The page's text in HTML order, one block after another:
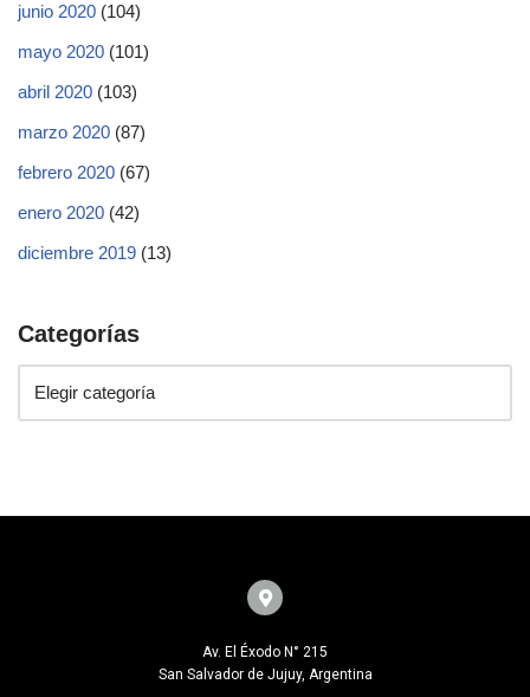
junio 2020 (104)
mayo 2020 (101)
abril 2020 (103)
marzo 2020 (87)
febrero 2020 (67)
enero 2020 (42)
diciembre 2019 (13)
Categorías
Av. El Éxodo N° 215
San Salvador de Jujuy, Argentina